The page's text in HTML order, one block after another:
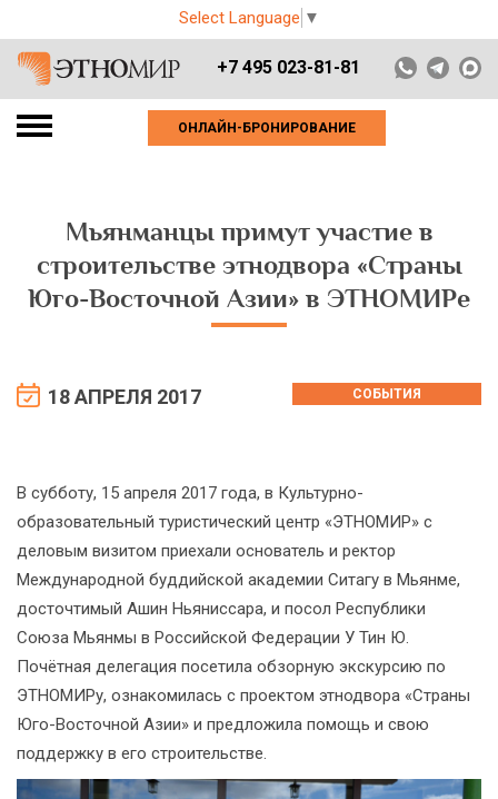
Select Language ▼
+7 495 023-81-81
ОНЛАЙН-БРОНИРОВАНИЕ
Мьянманцы примут участие в
строительстве этнодвора «Страны
Юго-Восточной Азии» в ЭТНОМИРе
18 АПРЕЛЯ 2017 СОБЫТИЯ
В субботу, 15 апреля 2017 года, в Культурно-
образовательный туристический центр «ЭТНОМИР» с
деловым визитом приехали основатель и ректор
Международной буддийской академии Ситагу в Мьянме,
досточтимый Ашин Ньяниссара, и посол Республики
Союза Мьянмы в Российской Федерации У Тин Ю.
Почётная делегация посетила обзорную экскурсию по
ЭТНОМИРу, ознакомилась с проектом этнодвора «Страны
Юго-Восточной Азии» и предложила помощь и свою
поддержку в его строительстве.